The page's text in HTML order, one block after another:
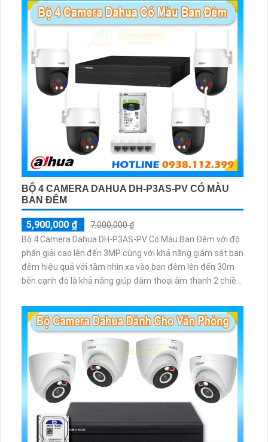
BỘ 4 CAMERA DAHUA DH-P3AS-PV CÓ MÀU
BAN ĐÊM
5,900,000 ₫
7,000,000 ₫
Bộ 4 Camera Dahua DH-P3AS-PV Có Màu Ban Đêm với độ
phân giải cao lên đến 3MP cùng với khả năng giám sát ban
đêm hiệu quả với tầm nhìn xa vào ban đêm lên đến 30m
bên cạnh đó là khả năng giúp đàm thoại âm thanh 2 chiều